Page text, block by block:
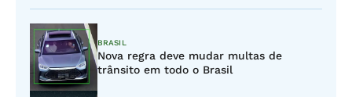
BRASIL
Nova regra deve mudar multas de
trânsito em todo o Brasil